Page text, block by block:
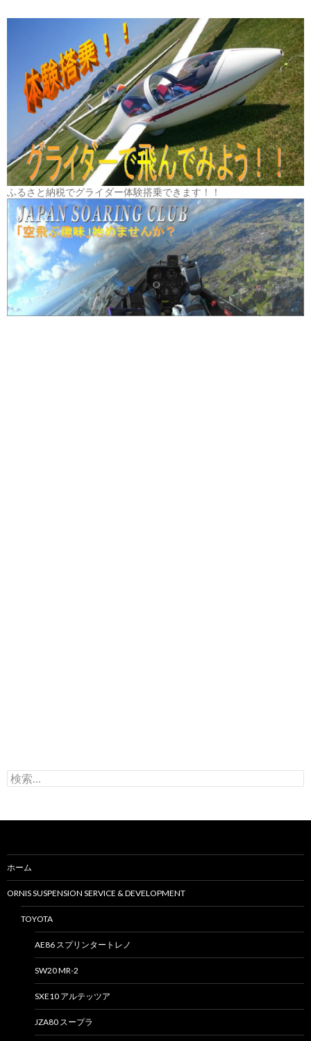
ふるさと納税でグライダー体験搭乗できます！！
検
索
ホーム
ORNIS SUSPENSION SERVICE & DEVELOPMENT
TOYOTA
AE86 スプリンタートレノ
SW20 MR-2
SXE10 アルテッツア
JZA80 スープラ